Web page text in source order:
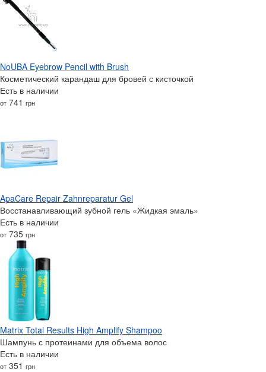
NoUBA Eyebrow Pencil with Brush
Косметический карандаш для бровей с кисточкой
Есть в наличии
от 741 грн
ApaCare Repair Zahnreparatur Gel
Восстанавливающий зубной гель «Жидкая эмаль»
Есть в наличии
от 735 грн
Matrix Total Results High Amplify Shampoo
Шампунь с протеинами для объема волос
Есть в наличии
от 351 грн